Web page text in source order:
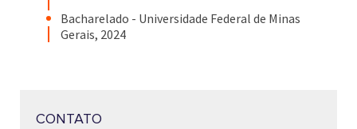
Bacharelado - Universidade Federal de Minas
Gerais, 2024
CONTATO